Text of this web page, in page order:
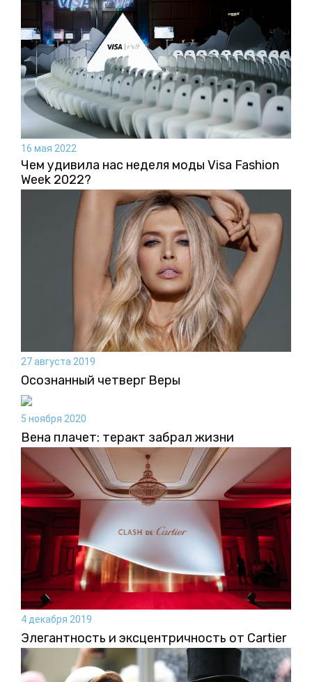
16 мая 2022
Чем удивила нас неделя моды Visa Fashion
Week 2022?
27 августа 2019
Осознанный четверг Веры
5 ноября 2020
Вена плачет: теракт забрал жизни
4 декабря 2019
Элегантность и эксцентричность от Cartier